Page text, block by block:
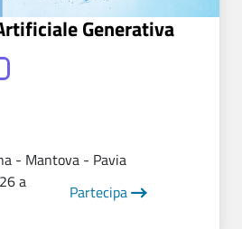
Generativa
- Mantova - Pavia
a
Partecipa